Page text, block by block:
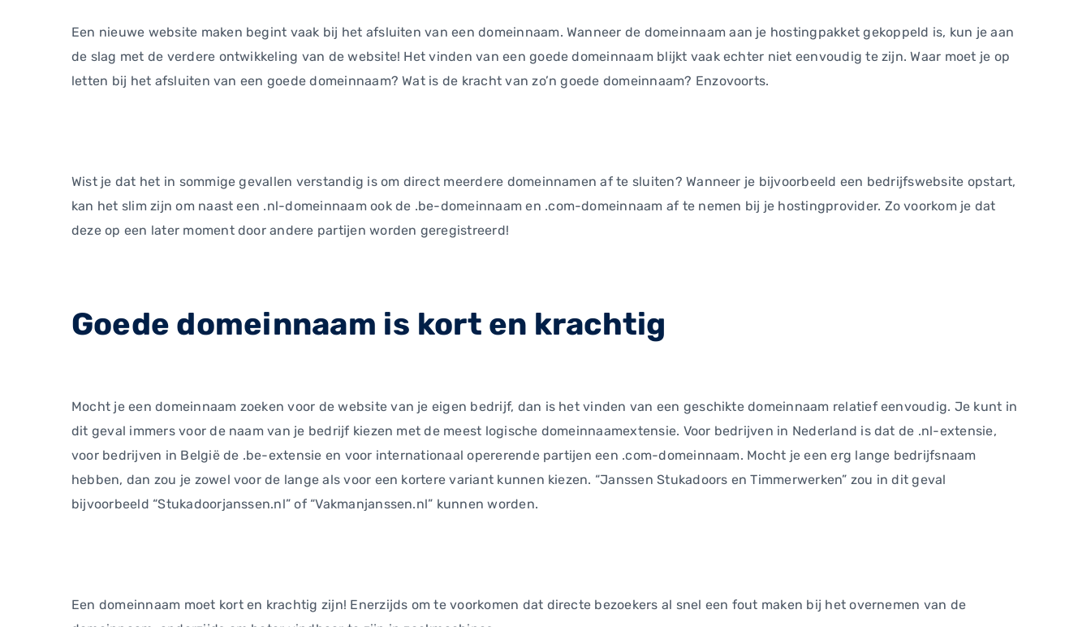
Een nieuwe website maken begint vaak bij het afsluiten van een domeinnaam. Wanneer de domeinnaam aan je hostingpakket gekoppeld is, kun je aan
de slag met de verdere ontwikkeling van de website! Het vinden van een goede domeinnaam blijkt vaak echter niet eenvoudig te zijn. Waar moet je op
letten bij het afsluiten van een goede domeinnaam? Wat is de kracht van zo’n goede domeinnaam? Enzovoorts.
Wist je dat het in sommige gevallen verstandig is om direct meerdere domeinnamen af te sluiten? Wanneer je bijvoorbeeld een bedrijfswebsite opstart,
kan het slim zijn om naast een .nl-domeinnaam ook de .be-domeinnaam en .com-domeinnaam af te nemen bij je hostingprovider. Zo voorkom je dat
deze op een later moment door andere partijen worden geregistreerd!
Goede domeinnaam is kort en krachtig
Mocht je een domeinnaam zoeken voor de website van je eigen bedrijf, dan is het vinden van een geschikte domeinnaam relatief eenvoudig. Je kunt in
dit geval immers voor de naam van je bedrijf kiezen met de meest logische domeinnaamextensie. Voor bedrijven in Nederland is dat de .nl-extensie,
voor bedrijven in België de .be-extensie en voor internationaal opererende partijen een .com-domeinnaam. Mocht je een erg lange bedrijfsnaam
hebben, dan zou je zowel voor de lange als voor een kortere variant kunnen kiezen. “Janssen Stukadoors en Timmerwerken” zou in dit geval
bijvoorbeeld “Stukadoorjanssen.nl” of “Vakmanjanssen.nl” kunnen worden.
Een domeinnaam moet kort en krachtig zijn! Enerzijds om te voorkomen dat directe bezoekers al snel een fout maken bij het overnemen van de